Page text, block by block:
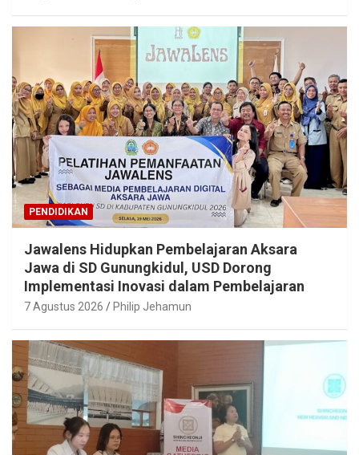
PENDIDIKAN
Jawalens Hidupkan Pembelajaran Aksara
Jawa di SD Gunungkidul, USD Dorong
Implementasi Inovasi dalam Pembelajaran
7 Agustus 2026 Philip Jehamun